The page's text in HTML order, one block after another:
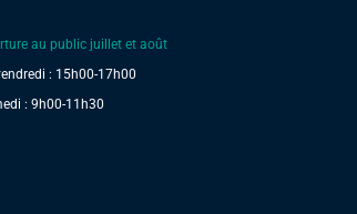
au public juillet et août
: 15h00-17h00
: 9h00-11h30